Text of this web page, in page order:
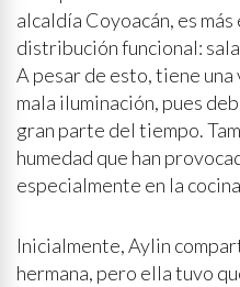
alcaldía Coyoacán, es
distribución funcional:
A pesar de esto, tiene
mala iluminación, pues
gran parte del tiempo.
humedad que han
especialmente en la
Inicialmente, Aylin
hermana, pero ella tuvo